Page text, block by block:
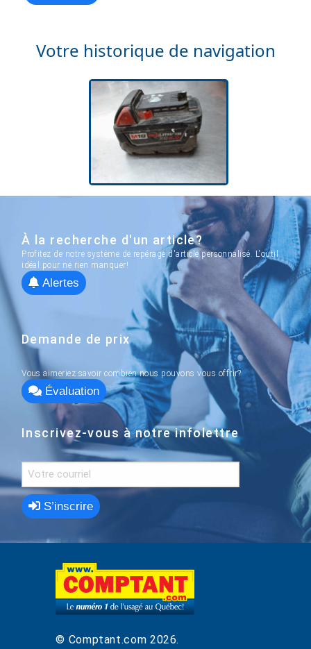
Votre historique de navigation
À la recherche d'un article?
Profitez de notre système de repérage d'article personnalisé. L'outil
idéal pour ne rien manquer!
Alertes
Demande de prix
Vous aimeriez savoir combien nous pouvons vous offrir?
Évaluation
Inscrivez-vous à notre infolettre
S’inscrire
© Comptant.com 2026.